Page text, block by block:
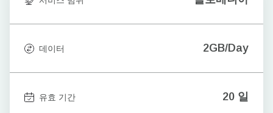
데이터 2GB/Day
유효 기간 20 일